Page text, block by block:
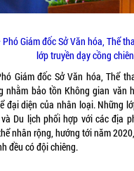
Giám đốc Sở Văn hóa, Thể
lớp truyền dạy cồng
Giám đốc Sở Văn hóa, Thể
nhằm bảo tồn Không gian văn
đại diện của nhân loại. Những
Du lịch phối hợp với các địa
nhân rộng, hướng tới năm
đều có đội chiêng.